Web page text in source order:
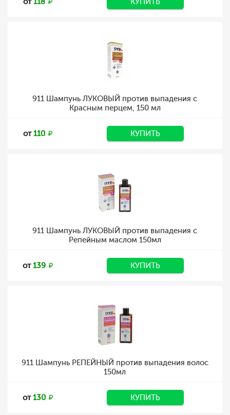
911 Шампунь ЛУКОВЫЙ против выпадения с
Красным перцем, 150 мл
от110 КУПИТЬ
911 Шампунь ЛУКОВЫЙ против выпадения с
Репейным маслом 150мл
от139 КУПИТЬ
911 Шампунь РЕПЕЙНЫЙ против выпадения волос
150мл
от130 КУПИТЬ